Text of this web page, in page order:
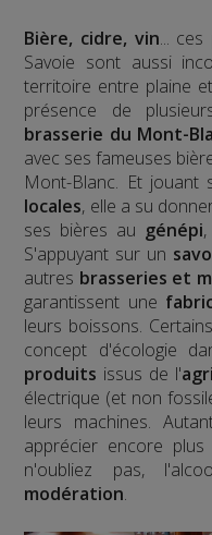
Bière, cidre, vin...
Savoie sont aussi
territoire entre plaine
présence de
brasserie du Mont-
avec ses fameuses
Mont-Blanc. Et jouant
locales, elle a su
ses bières au génépi
S'appuyant sur un
autres brasseries et
garantissent une
leurs boissons.
concept d'écologie
produits issus de l'
électrique (et non
leurs machines.
apprécier encore
n'oubliez pas,
modération.